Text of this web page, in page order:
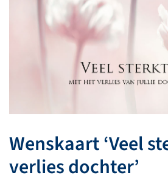
Wenskaart ‘Veel
verlies dochter’